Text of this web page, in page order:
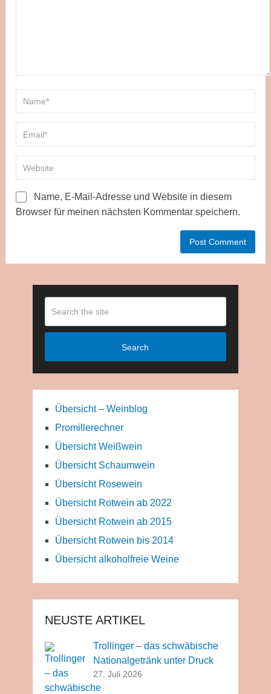
Name, E-Mail-Adresse und Website in diesem
Browser für meinen nächsten Kommentar speichern.
Search
Übersicht – Weinblog
Promillerechner
Übersicht Weißwein
Übersicht Schaumwein
Übersicht Rosewein
Übersicht Rotwein ab 2022
Übersicht Rotwein ab 2015
Übersicht Rotwein bis 2014
Übersicht alkoholfreie Weine
NEUSTE ARTIKEL
Trollinger – das schwäbische
Nationalgetränk unter Druck
27. Juli 2026